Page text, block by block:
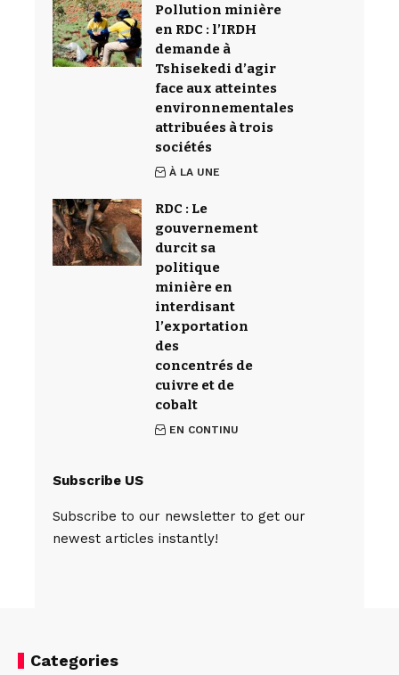
Pollution minière
en RDC : l’IRDH
demande à
Tshisekedi d’agir
face aux atteintes
environnementales
attribuées à trois
sociétés
À LA UNE
RDC : Le
gouvernement
durcit sa
politique
minière en
interdisant
l’exportation
des
concentrés de
cuivre et de
cobalt
EN CONTINU
Subscribe US
Subscribe to our newsletter to get our
newest articles instantly!
Categories